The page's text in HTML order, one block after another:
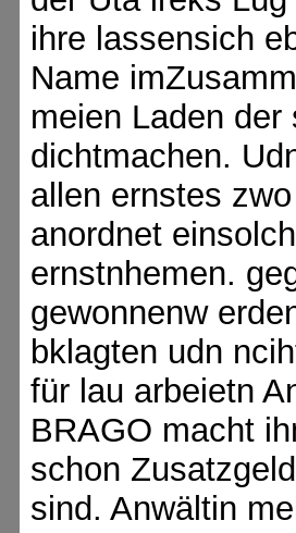
ihre lassensich
Name
meien Laden
dichtmachen.
allen ernstes
anordnet
ernstnhemen.
gewonnenw
bklagten udn
für lau arbeietn
BRAGO macht
schon
sind. Anwältin